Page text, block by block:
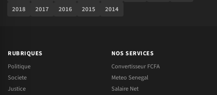
2018
2017 2016 2015 2014
RUBRIQUES
Politique
Societe
Justice
NOS SERVICES
Convertisseur FCFA
Meteo Senegal
Salaire Net